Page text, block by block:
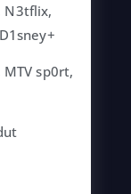
N3tflix,
sp0rt,